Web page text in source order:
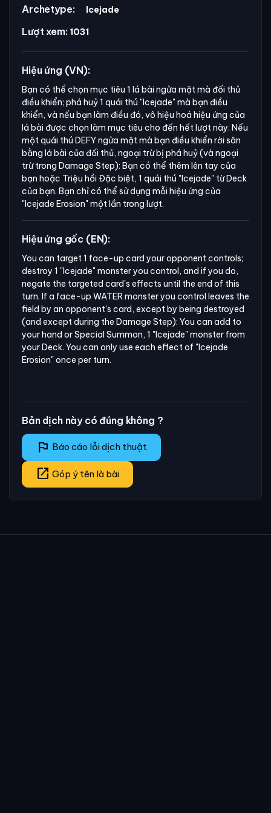
Archetype: Icejade
Lượt xem: 1031
Hiệu ứng (VN):
Bạn có thể chọn mục tiêu 1 lá bài ngửa mặt mà đối thủ
điều khiển; phá huỷ 1 quái thú "Icejade"mà bạn điều
khiển, và nếu bạn làm điều đó, vô hiệu hoá hiệu ứng của
lá bài được chọn làm mục tiêu cho đến hết lượt này. Nếu
một quái thú DEFY ngửa mặt mà bạn điều khiển rời sân
bằng lá bài của đối thủ, ngoại trừ bị phá huỷ (và ngoại
trừ trong Damage Step): Bạn có thể thêm lên tay của
bạn hoặc Triệu hồi Đặc biệt, 1 quái thú "Icejade" từ Deck
của bạn. Bạn chỉ có thể sử dụng mỗi hiệu ứng của
"Icejade Erosion"một lần trong lượt.
Hiệu ứng gốc (EN):
You can target 1 face-up card your opponent controls;
destroy 1 "Icejade" monster you control, and if you do,
negate the targeted card's effects until the end of this
turn. If a face-up WATER monster you control leaves the
field by an opponent's card, except by being destroyed
(and except during the Damage Step): You can add to
your hand or Special Summon, 1 "Icejade" monster from
your Deck. You can only use each effect of "Icejade
Erosion" once per turn.
Bản dịch này có đúng không ?
flag Báo cáo lỗi dịch thuật
open_in_new Góp ý tên là bài